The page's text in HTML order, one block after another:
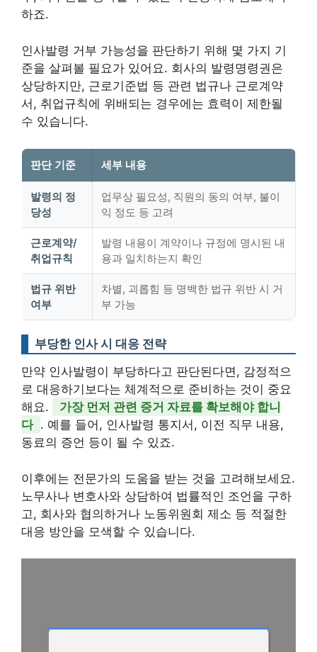
하죠.
인사발령 거부 가능성을 판단하기 위해 몇 가지 기
준을 살펴볼 필요가 있어요. 회사의 발령명령권은
상당하지만, 근로기준법 등 관련 법규나 근로계약
서, 취업규칙에 위배되는 경우에는 효력이 제한될
수 있습니다.
판단 기준 세부 내용
발령의 정
당성
업무상 필요성, 직원의 동의 여부, 불이
익 정도 등 고려
근로계약/
취업규칙
발령 내용이 계약이나 규정에 명시된 내
용과 일치하는지 확인
법규 위반
여부
차별, 괴롭힘 등 명백한 법규 위반 시 거
부 가능
부당한 인사 시 대응 전략
만약 인사발령이 부당하다고 판단된다면, 감정적으
로 대응하기보다는 체계적으로 준비하는 것이 중요
해요.
가장 먼저 관련 증거 자료를 확보해야 합니
다 . 예를 들어, 인사발령 통지서, 이전 직무 내용,
동료의 증언 등이 될 수 있죠.
이후에는 전문가의 도움을 받는 것을 고려해보세요.
노무사나 변호사와 상담하여 법률적인 조언을 구하
고, 회사와 협의하거나 노동위원회 제소 등 적절한
대응 방안을 모색할 수 있습니다.